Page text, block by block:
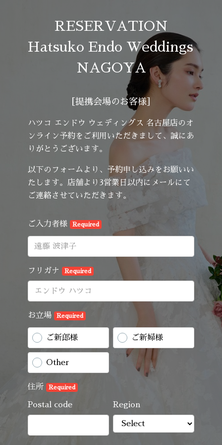
RESERVATION
Hatsuko Endo Weddings
NAGOYA
［提携会場のお客様］
ハツコ エンドウ ウェディングス 名古屋店のオ
ンライン予約をご利用いただきまして、誠にあ
りがとうございます。
以下のフォームより、予約申し込みをお願いい
たします。 店舗より3営業日以内にメールにて
ご連絡させていただきます。
ご入力者様 Required
フリガナ Required
お立場 Required
ご新郎様 ご新婦様
Other
住所 Required
Postal code Region